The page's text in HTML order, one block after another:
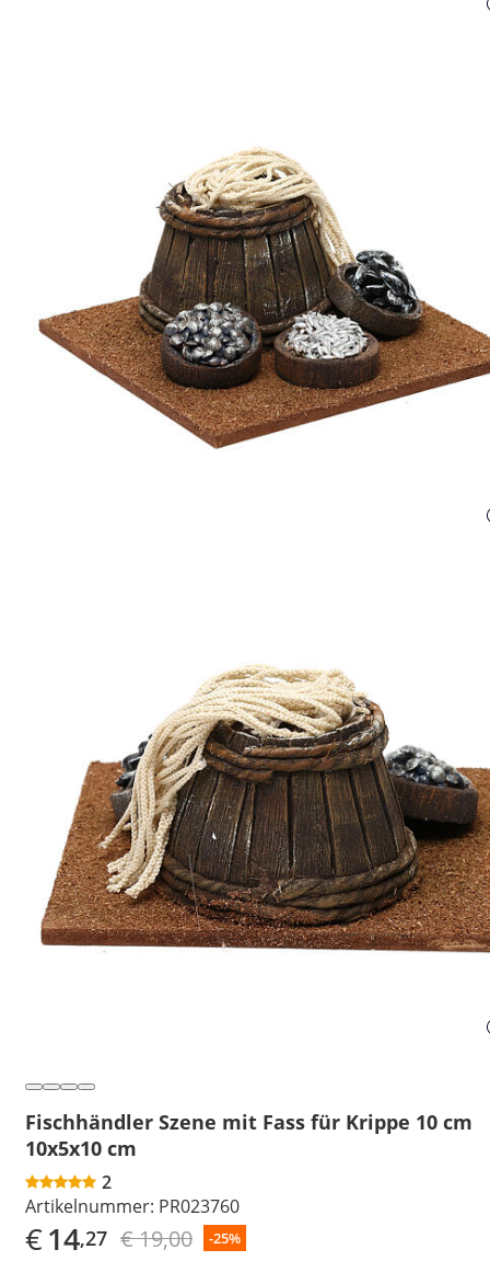
Fischhändler Szene mit Fass für Krippe 10 cm
10x5x10 cm
2
Artikelnummer: PR023760
€14,27 € 19,00 -25%